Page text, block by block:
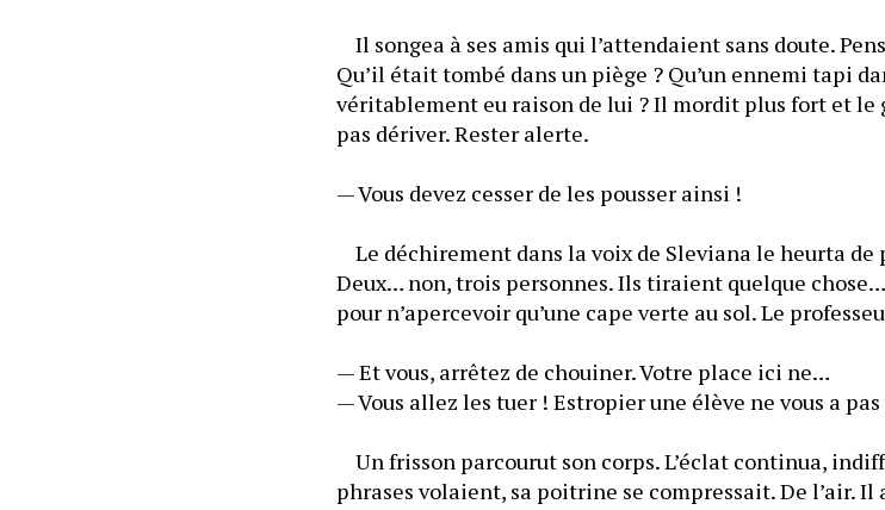
Il songea à ses amis qui l’attendaient sans doute.
Qu’il était tombé dans un piège ? Qu’un ennemi tapi
véritablement eu raison de lui ? Il mordit plus fort et le
pas dériver. Rester alerte.
— Vous devez cesser de les pousser ainsi !
Le déchirement dans la voix de Sleviana le heurta de
Deux… non, trois personnes. Ils tiraient quelque
pour n’apercevoir qu’une cape verte au sol. Le
— Et vous, arrêtez de chouiner. Votre place ici ne…
— Vous allez les tuer ! Estropier une élève ne vous a pas
Un frisson parcourut son corps. L’éclat continua,
phrases volaient, sa poitrine se compressait. De l’air. Il